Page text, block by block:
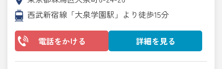
西武新宿線「大泉学園駅」より徒歩15分
電話をかける 詳細を見る